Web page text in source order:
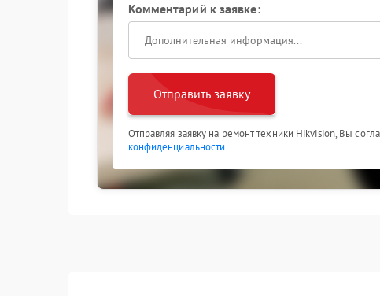
Комментарий к заявке:
Отправить заявку
Отправляя заявку на ремонт техники Hikvision, Вы
конфиденциальности